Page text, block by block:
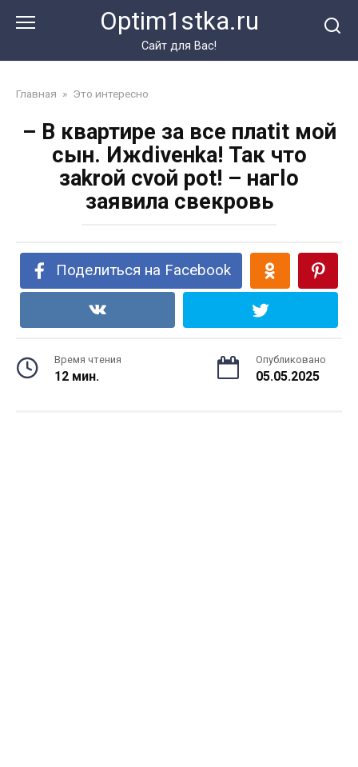
Optim1stka.ru
Сайт для Вас!
Главная » Это интересно
– В квартире за все плаtit мой
сын. Ижdivенkа! Так что
заkrой сvой роt! – нагlо
заявила свекровь
Поделиться на Facebook
Время чтения
12 мин.
Опубликовано
05.05.2025